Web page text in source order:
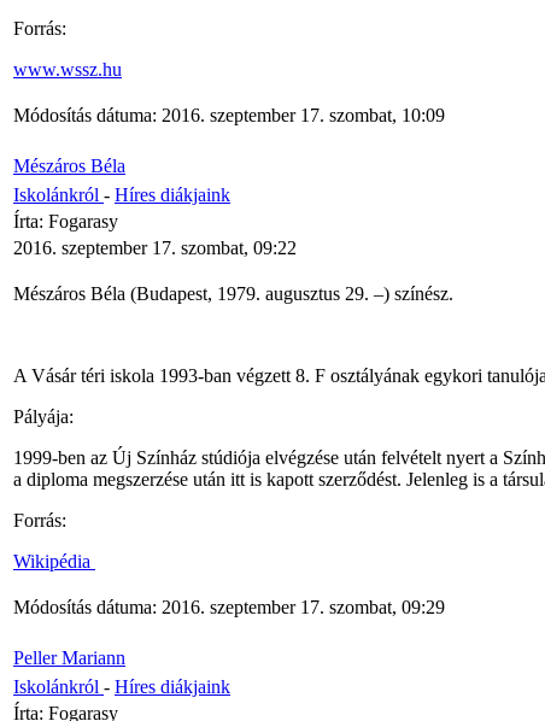
Forrás:
www.wssz.hu
Módosítás dátuma: 2016. szeptember 17. szombat, 10:09
Mészáros Béla
Iskolánkról - Híres diákjaink
Írta: Fogarasy
2016. szeptember 17. szombat, 09:22
Mészáros Béla (Budapest, 1979. augusztus 29. –) színész.
A Vásár téri iskola 1993-ban végzett 8. F osztályának egykori
Pályája:
1999-ben az Új Színház stúdiója elvégzése után felvételt nyert a
a diploma megszerzése után itt is kapott szerződést. Jelenleg is a
Forrás:
Wikipédia
Módosítás dátuma: 2016. szeptember 17. szombat, 09:29
Peller Mariann
Iskolánkról - Híres diákjaink
Írta: Fogarasy